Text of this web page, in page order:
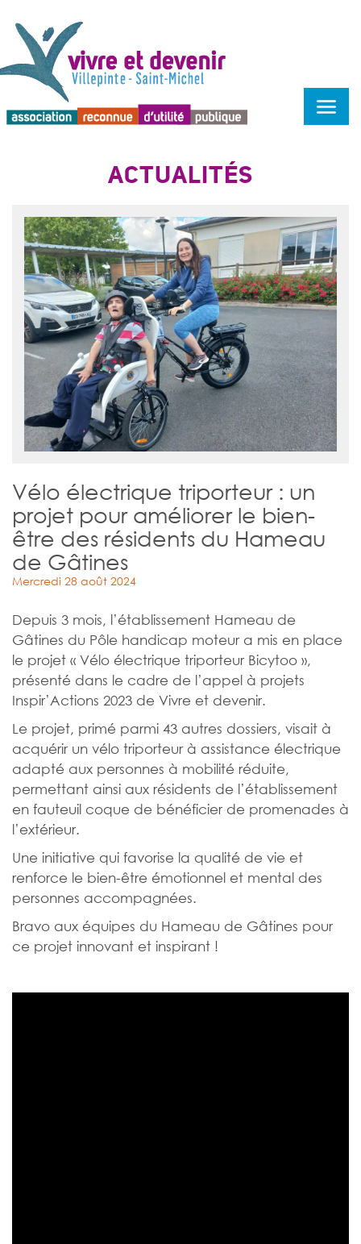
ACTUALITÉS
Vélo électrique triporteur : un
projet pour améliorer le bien-
être des résidents du Hameau
de Gâtines
Mercredi 28 août 2024
Depuis 3 mois, l’établissement Hameau de
Gâtines du Pôle handicap moteur a mis en place
le projet « Vélo électrique triporteur Bicytoo »,
présenté dans le cadre de l’appel à projets
Inspir’Actions 2023 de Vivre et devenir.
Le projet, primé parmi 43 autres dossiers, visait à
acquérir un vélo triporteur à assistance électrique
adapté aux personnes à mobilité réduite,
permettant ainsi aux résidents de l’établissement
en fauteuil coque de bénéficier de promenades à
l’extérieur.
Une initiative qui favorise la qualité de vie et
renforce le bien-être émotionnel et mental des
personnes accompagnées.
Bravo aux équipes du Hameau de Gâtines pour
ce projet innovant et inspirant !